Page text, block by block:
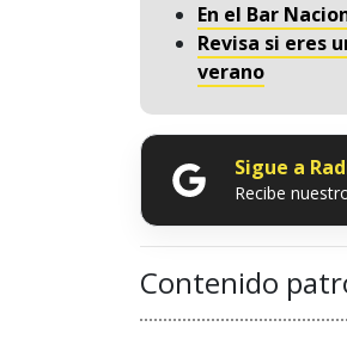
En el Bar
Revisa si eres
verano
Sigue a
Recibe
Contenido